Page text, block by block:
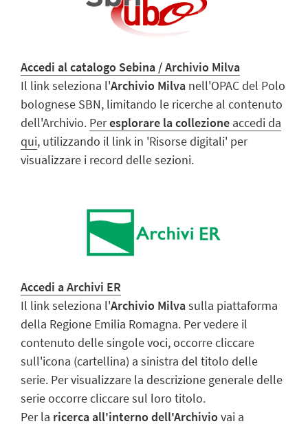
Accedi al catalogo Sebina / Archivio Milva
Il link seleziona l'Archivio Milva nell'OPAC del Polo
bolognese SBN, limitando le ricerche al contenuto
dell'Archivio. Peresplorare la collezione accedi da
qui, utilizzando il link in 'Risorse digitali' per
visualizzare i record delle sezioni.
Accedi a Archivi ER
Il link seleziona l'Archivio Milvasulla piattaforma
della Regione Emilia Romagna. Per vedere il
contenuto delle singole voci, occorre cliccare
sull'icona (cartellina) a sinistra del titolo delle
serie. Per visualizzare la descrizione generale delle
serie occorre cliccare sul loro titolo.
Per la ricerca all'interno dell'Archiviovai a